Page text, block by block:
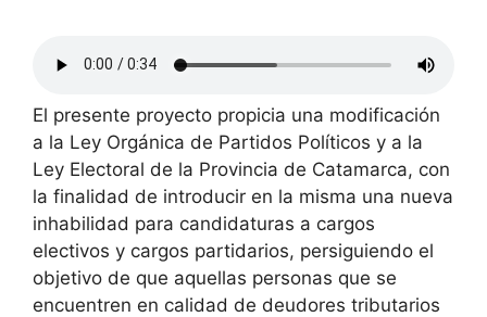
El presente proyecto propicia una modificación
a la Ley Orgánica de Partidos Políticos y a la
Ley Electoral de la Provincia de Catamarca, con
la finalidad de introducir en la misma una nueva
inhabilidad para candidaturas a cargos
electivos y cargos partidarios, persiguiendo el
objetivo de que aquellas personas que se
encuentren en calidad de deudores tributarios